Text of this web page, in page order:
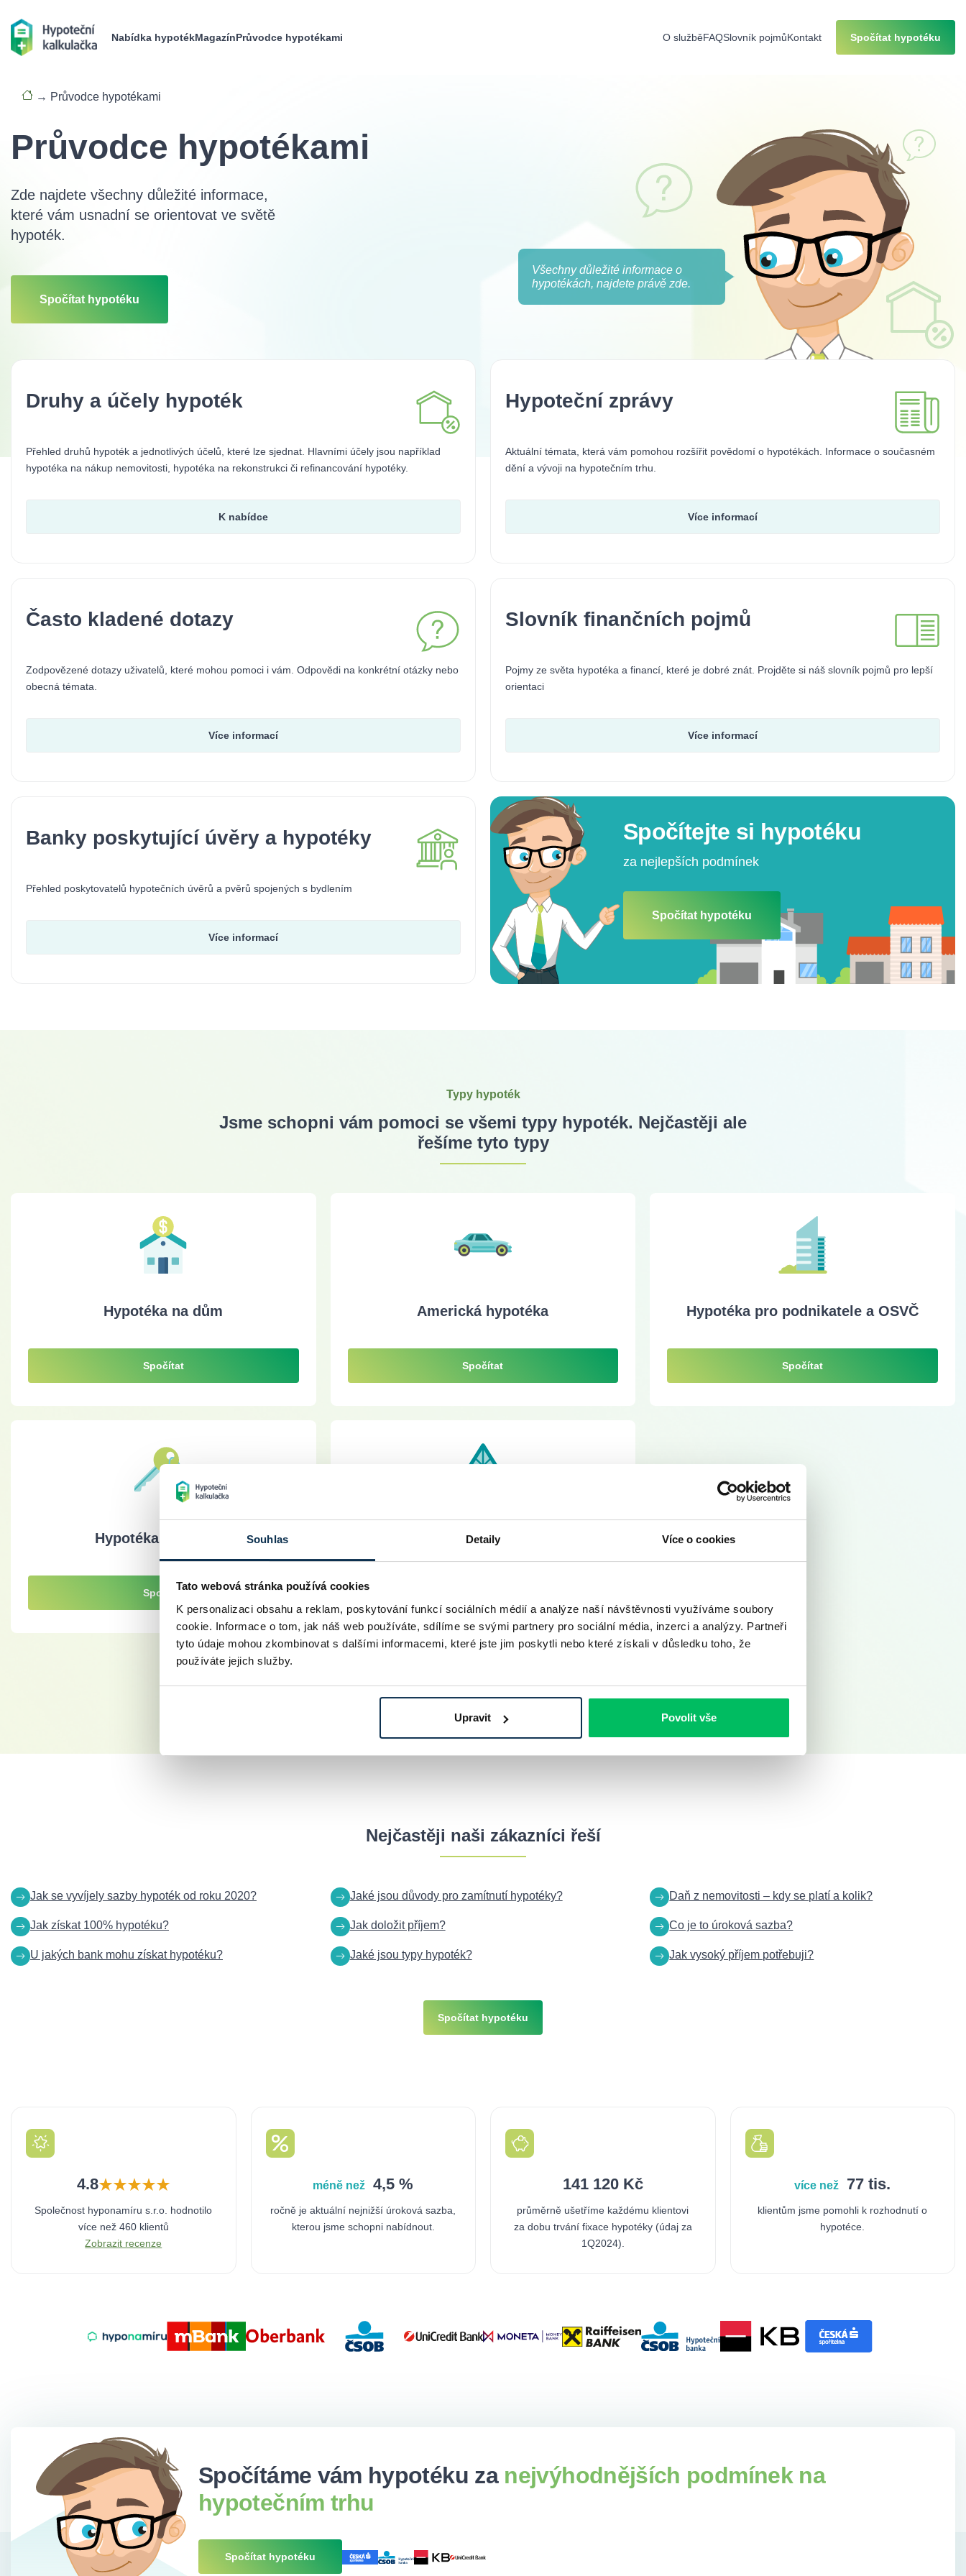
Souhlas Detaily Více o cookies
Tato webová stránka používá cookies
K personalizaci obsahu a reklam, poskytování funkcí sociálních médií a analýze naší návštěvnosti využíváme soubory
cookie. Informace o tom, jak náš web používáte, sdílíme se svými partnery pro sociální média, inzerci a analýzy. Partneři
tyto údaje mohou zkombinovat s dalšími informacemi, které jste jim poskytli nebo které získali v důsledku toho, že
používáte jejich služby.
Upravit Povolit vše
Nabídka hypotékMagazínPrůvodce hypotékami O služběFAQSlovník pojmůKontakt Spočítat hypotéku
→ Průvodce hypotékami
Průvodce hypotékami
Zde najdete všechny důležité informace,
které vám usnadní se orientovat ve světě
hypoték.
Spočítat hypotéku
Všechny důležité informace o
hypotékách, najdete právě zde.
Druhy a účely hypoték
Přehled druhů hypoték a jednotlivých účelů, které lze sjednat. Hlavními účely jsou například
hypotéka na nákup nemovitosti, hypotéka na rekonstrukci či refinancování hypotéky.
K nabídce
Hypoteční zprávy
Aktuální témata, která vám pomohou rozšířit povědomí o hypotékách. Informace o současném
dění a vývoji na hypotečním trhu.
Více informací
Často kladené dotazy
Zodpovězené dotazy uživatelů, které mohou pomoci i vám. Odpovědi na konkrétní otázky nebo
obecná témata.
Více informací
Slovník finančních pojmů
Pojmy ze světa hypotéka a financí, které je dobré znát. Projděte si náš slovník pojmů pro lepší
orientaci
Více informací
Banky poskytující úvěry a hypotéky
Přehled poskytovatelů hypotečních úvěrů a pvěrů spojených s bydlením
Více informací
Spočítejte si hypotéku
za nejlepších podmínek
Spočítat hypotéku
Typy hypoték
Jsme schopni vám pomoci se všemi typy hypoték. Nejčastěji ale
řešíme tyto typy
Hypotéka na dům
Spočítat
Americká hypotéka
Spočítat
Hypotéka pro podnikatele a OSVČ
Spočítat
Hypotéka pro mladé
Spočítat
Hypotéka na rekonstrukci
Nejčastěji naši zákazníci řeší
Jak se vyvíjely sazby hypoték od roku 2020? Jaké jsou důvody pro zamítnutí hypotéky? Daň z nemovitosti – kdy se platí a kolik?
Jak získat 100% hypotéku? Jak doložit příjem? Co je to úroková sazba?
U jakých bank mohu získat hypotéku? Jaké jsou typy hypoték? Jak vysoký příjem potřebuji?
Spočítat hypotéku
4.8
Společnost hyponamíru s.r.o. hodnotilo
více než 460 klientů
Zobrazit recenze
méně než 4,5 %
ročně je aktuální nejnižší úroková sazba,
kterou jsme schopni nabídnout.
141 120 Kč
průměrně ušetříme každému klientovi
za dobu trvání fixace hypotéky (údaj za
1Q2024).
více než 77 tis.
klientům jsme pomohli k rozhodnutí o
hypotéce.
Spočítáme vám hypotéku za nejvýhodnějších podmínek na
hypotečním trhu
Spočítat hypotéku